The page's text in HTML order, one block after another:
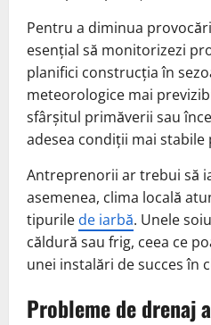
Pentru a diminua
esențial să monitorizezi
planifici construcția în
meteorologice mai
sfârșitul primăverii sau
adesea condiții mai
Antreprenorii ar trebui să
asemenea, clima locală
tipurile de iarbă. Unele
căldură sau frig, ceea ce
unei instalări de succes în
Probleme de drenaj